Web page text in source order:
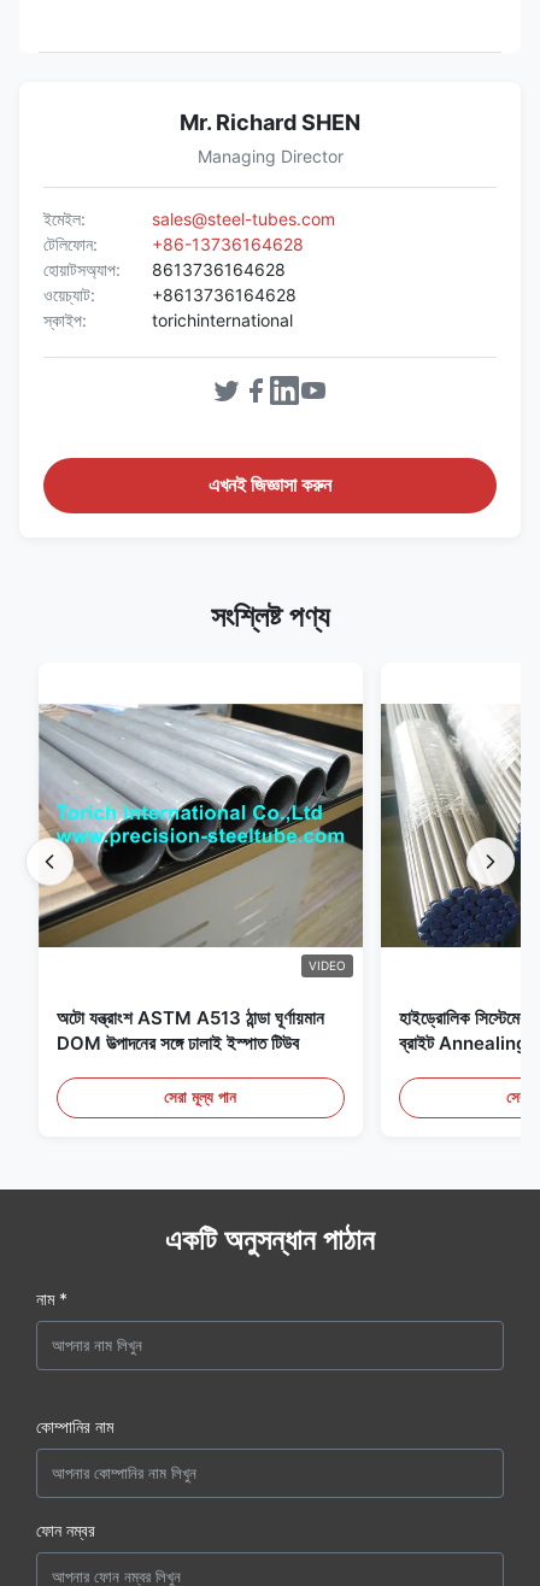
Mr. Richard SHEN
Managing Director
ইমেইল:
sales@steel-tubes.com
টেলিফোন:
+86-13736164628
হোয়াটসঅ্যাপ:
8613736164628
ওয়েচ্যাট:
+8613736164628
স্কাইপ:
torichinternational
এখনই জিজ্ঞাসা করুন
সংশ্লিষ্ট পণ্য
VIDEO
অটো যন্ত্রাংশ ASTM A513 ঠান্ডা ঘূর্ণায়মান
DOM উত্পাদনের সঙ্গে ঢালাই ইস্পাত টিউব
সেরা মূল্য পান
হাইড্রোলিক সিস্টেমের
ব্রাইট Annealing
সেরা
একটি অনুসন্ধান পাঠান
নাম *
কোম্পানির নাম
ফোন নম্বর